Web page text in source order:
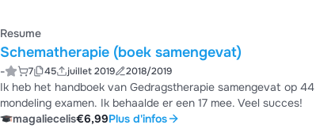
Resume
Schematherapie (boek samengevat)
- 7 45 juillet 2019 2018/2019
Ik heb het handboek van Gedragstherapie samengevat op
mondeling examen. Ik behaalde er een 17 mee. Veel succes!
magaliecelis€6,99Plus d'infos